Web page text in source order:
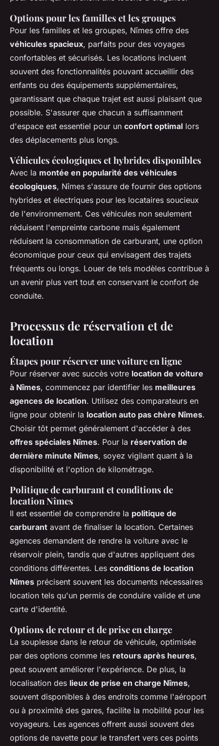
Options pour les familles et les groupes
Pour les familles et les groupes, Nîmes offre des
véhicules spacieux, parfaits pour des voyages
confortables et sécurisés. Les locations incluent
souvent des fonctionnalités pouvant accueillir des
enfants ou des équipements supplémentaires,
garantissant que chaque trajet est aussi plaisant que
possible. S'assurer que chacun a suffisamment
d'espace est essentiel pour un confort optimal lors
des déplacements plus longs.
Véhicules écologiques et hybrides disponibles
Avec la montée en popularité des véhicules
écologiques, Nîmes s'assure de fournir des options
hybrides et électriques pour les locataires soucieux
de l'environnement. Ces véhicules non seulement
réduisent l'empreinte carbone mais également
réduisent la consommation de carburant, une option
économique pour ceux qui envisagent des trajets
fréquents ou longs. Louer de tels modèles contribue à
un avenir plus vert tout en conservant le confort de
conduite.
Processus de réservation et de
location
Étapes pour réserver une voiture en ligne
Pour réserver avec succès votre location de voiture
à Nîmes, commencez par identifier les meilleures
agences de location. Utilisez des comparateurs en
ligne pour obtenir la location auto pas chère Nîmes.
Choisir tôt permet généralement d'accéder à des
offres spéciales Nîmes. Pour la réservation de
dernière minute Nîmes, soyez vigilant quant à la
disponibilité et l'option de kilométrage.
Politique de carburant et conditions de
location Nîmes
Il est essentiel de comprendre la politique de
carburant avant de finaliser la location. Certaines
agences demandent de rendre la voiture avec le
réservoir plein, tandis que d'autres appliquent des
conditions différentes. Les conditions de location
Nîmes précisent souvent les documents nécessaires
location tels qu'un permis de conduire valide et une
carte d'identité.
Options de retour et de prise en charge
La souplesse dans le retour de véhicule, optimisée
par des options comme les retours après heures,
peut souvent améliorer l'expérience. De plus, la
localisation des lieux de prise en charge Nîmes,
souvent disponibles à des endroits comme l'aéroport
ou à proximité des gares, facilite la mobilité pour les
voyageurs. Les agences offrent aussi souvent des
options de navette pour le transfert vers ces points